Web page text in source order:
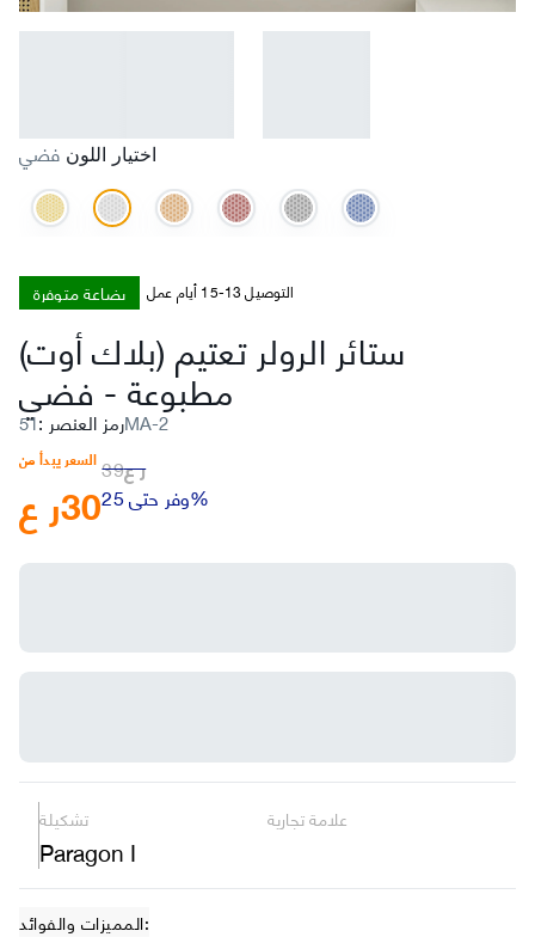
اختيار اللون فضي
بضاعة متوفرة التوصيل 13-15 أيام عمل
ستائر الرولر تعتيم (بلاك أوت)
مطبوعة- فضي
رمز العنصر : 51MA-2
السعر يبدأ من
ر ع30
ر ع39
وفر حتى 25%
تشكيلة
Paragon I
علامة تجارية
المميزات والفوائد: